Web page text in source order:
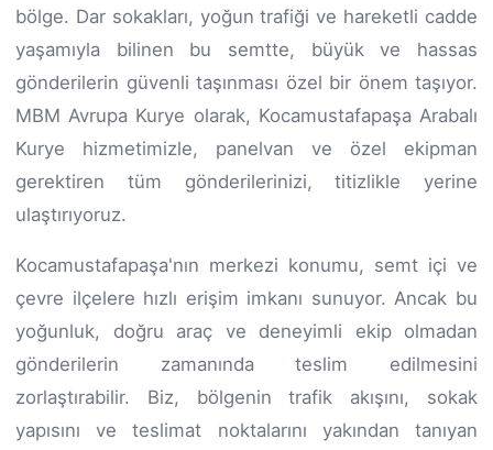
bölge. Dar sokakları, yoğun trafiği ve hareketli cadde
yaşamıyla bilinen bu semtte, büyük ve hassas
gönderilerin güvenli taşınması özel bir önem taşıyor.
MBM Avrupa Kurye olarak, Kocamustafapaşa Arabalı
Kurye hizmetimizle, panelvan ve özel ekipman
gerektiren tüm gönderilerinizi, titizlikle yerine
ulaştırıyoruz.
Kocamustafapaşa'nın merkezi konumu, semt içi ve
çevre ilçelere hızlı erişim imkanı sunuyor. Ancak bu
yoğunluk, doğru araç ve deneyimli ekip olmadan
gönderilerin zamanında teslim edilmesini
zorlaştırabilir. Biz, bölgenin trafik akışını, sokak
yapısını ve teslimat noktalarını yakından tanıyan